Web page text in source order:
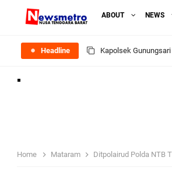
ABOUT NEWS
Headline Ditlantas Polda NTB
Home Mataram Ditpolairud Polda NTB